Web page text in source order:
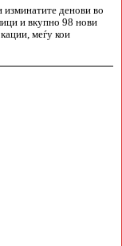
изминатите денови во
и вкупно 98 нови
меѓу кои